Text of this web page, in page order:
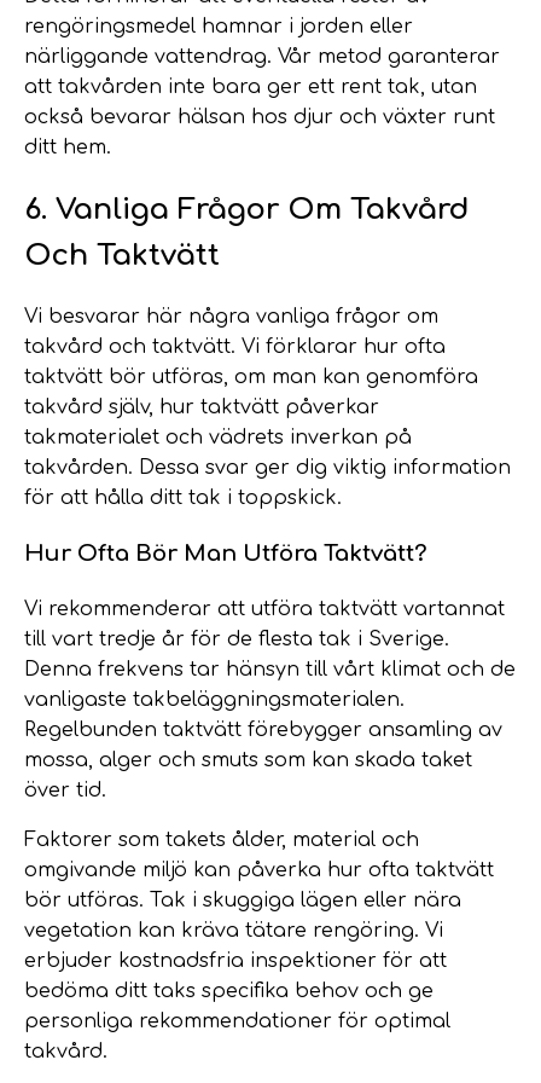
rengöringsmedel hamnar i jorden eller
närliggande vattendrag. Vår metod garanterar
att takvården inte bara ger ett rent tak, utan
också bevarar hälsan hos djur och växter runt
ditt hem.
6. Vanliga Frågor Om Takvård
Och Taktvätt
Vi besvarar här några vanliga frågor om
takvård och taktvätt. Vi förklarar hur ofta
taktvätt bör utföras, om man kan genomföra
takvård själv, hur taktvätt påverkar
takmaterialet och vädrets inverkan på
takvården. Dessa svar ger dig viktig information
för att hålla ditt tak i toppskick.
Hur Ofta Bör Man Utföra Taktvätt?
Vi rekommenderar att utföra taktvätt vartannat
till vart tredje år för de flesta tak i Sverige.
Denna frekvens tar hänsyn till vårt klimat och de
vanligaste takbeläggningsmaterialen.
Regelbunden taktvätt förebygger ansamling av
mossa, alger och smuts som kan skada taket
över tid.
Faktorer som takets ålder, material och
omgivande miljö kan påverka hur ofta taktvätt
bör utföras. Tak i skuggiga lägen eller nära
vegetation kan kräva tätare rengöring. Vi
erbjuder kostnadsfria inspektioner för att
bedöma ditt taks specifika behov och ge
personliga rekommendationer för optimal
takvård.